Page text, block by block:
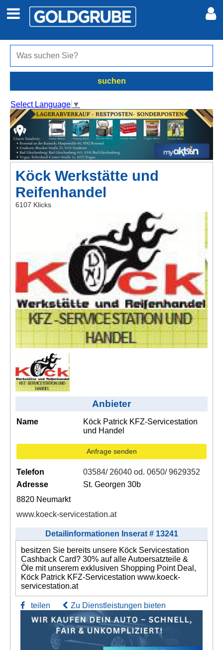
Auto + Motor
Jobs
Marktplatz
Erotik
Auktionen
jetzt inserieren
AGB, Nutzungsbedingungen
Impressum
Meine Inserate
Anmelden
suchen
Select Language ▼
Köck Werkstätte und
Reifenhandel
6107 Klicks
Anbieter
Name
Köck Patrick KFZ-Servicestation
und Handel
Anfrage senden
Telefon
03584/ 26040 od. 0650/ 9629352
Adresse
St. Georgen 30b
8820 Neumarkt
www.koeck-servicestation.at
Detailinformationen Inserat # 13241
besitzen Sie bereits unsere Köck Servicestation
Cashback Card? 30% auf alle Autoersatzteile &
Öle mit unserem exklusiven Shopping Point Deal,
Köck Patrick KFZ-Servicestation www.koeck-
servicestation.at
teilen Zu Dienstleistungen bieten